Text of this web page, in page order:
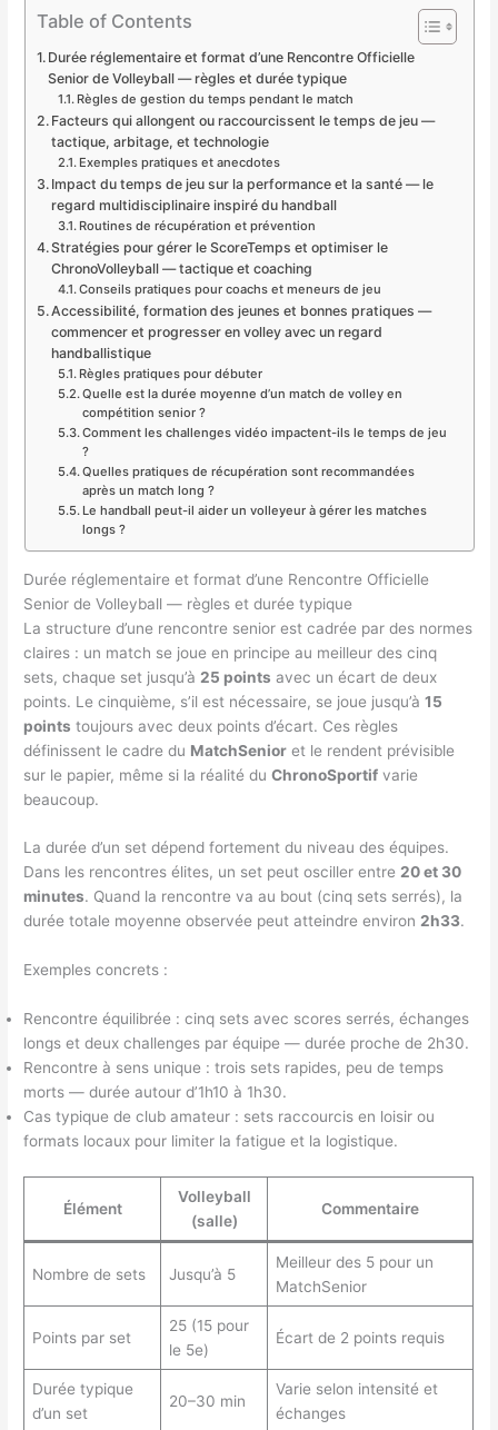
Table of Contents
Durée réglementaire et format d’une Rencontre Officielle
Senior de Volleyball — règles et durée typique
Règles de gestion du temps pendant le match
Facteurs qui allongent ou raccourcissent le temps de jeu —
tactique, arbitage, et technologie
Exemples pratiques et anecdotes
Impact du temps de jeu sur la performance et la santé — le
regard multidisciplinaire inspiré du handball
Routines de récupération et prévention
Stratégies pour gérer le ScoreTemps et optimiser le
ChronoVolleyball — tactique et coaching
Conseils pratiques pour coachs et meneurs de jeu
Accessibilité, formation des jeunes et bonnes pratiques —
commencer et progresser en volley avec un regard
handballistique
Règles pratiques pour débuter
Quelle est la durée moyenne d’un match de volley en
compétition senior ?
Comment les challenges vidéo impactent-ils le temps de jeu
?
Quelles pratiques de récupération sont recommandées
après un match long ?
Le handball peut-il aider un volleyeur à gérer les matches
longs ?
Durée réglementaire et format d’une Rencontre Officielle
Senior de Volleyball — règles et durée typique
La structure d’une rencontre senior est cadrée par des normes
claires : un match se joue en principe au meilleur des cinq
sets, chaque set jusqu’à 25 points avec un écart de deux
points. Le cinquième, s’il est nécessaire, se joue jusqu’à15
points toujours avec deux points d’écart. Ces règles
définissent le cadre du MatchSenior et le rendent prévisible
sur le papier, même si la réalité duChronoSportif varie
beaucoup.
La durée d’un set dépend fortement du niveau des équipes.
Dans les rencontres élites, un set peut osciller entre20 et 30
minutes. Quand la rencontre va au bout (cinq sets serrés), la
durée totale moyenne observée peut atteindre environ2h33.
Exemples concrets :
Rencontre équilibrée : cinq sets avec scores serrés, échanges
longs et deux challenges par équipe — durée proche de 2h30.
Rencontre à sens unique : trois sets rapides, peu de temps
morts — durée autour d’1h10 à 1h30.
Cas typique de club amateur : sets raccourcis en loisir ou
formats locaux pour limiter la fatigue et la logistique.
Élément
Volleyball
(salle)
Commentaire
Nombre de sets Jusqu’à 5
Meilleur des 5 pour un
MatchSenior
Points par set
25 (15 pour
le 5e)
Écart de 2 points requis
Durée typique
d’un set
20–30 min
Varie selon intensité et
échanges